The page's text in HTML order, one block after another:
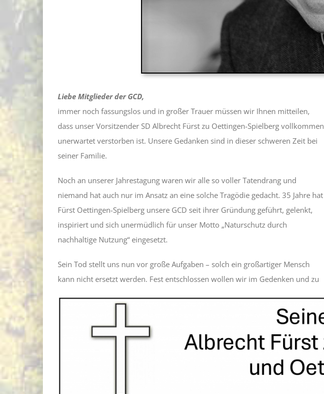
Liebe Mitglieder der GCD,
immer noch fassungslos und in großer Trauer müssen wir Ihnen mitteilen,
dass unser Vorsitzender SD Albrecht Fürst zu Oettingen-Spielberg vollkommen
unerwartet verstorben ist. Unsere Gedanken sind in dieser schweren Zeit bei
seiner Familie.
Noch an unserer Jahrestagung waren wir alle so voller Tatendrang und
niemand hat auch nur im Ansatz an eine solche Tragödie gedacht. 35 Jahre hat
Fürst Oettingen-Spielberg unsere GCD seit ihrer Gründung geführt, gelenkt,
inspiriert und sich unermüdlich für unser Motto „Naturschutz durch
nachhaltige Nutzung“ eingesetzt.
Sein Tod stellt uns nun vor große Aufgaben – solch ein großartiger Mensch
kann nicht ersetzt werden. Fest entschlossen wollen wir im Gedenken und zu